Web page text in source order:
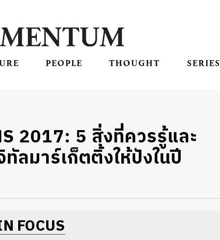
PEOPLE THOUGHT SERIES
2017: 5 สิ่งที่ควรรู้และ
ลมาร์เก็ตติ้งให้ปังในปี
FOCUS